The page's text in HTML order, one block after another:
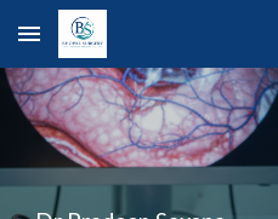
Skip to main content